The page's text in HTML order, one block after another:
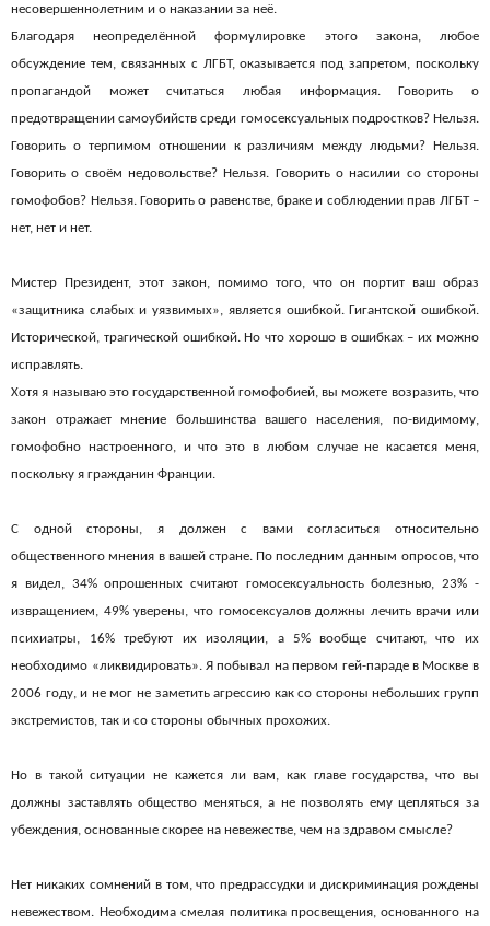
несовершеннолетним и о наказании за неё.
Благодаря неопределённой формулировке этого закона, любое
обсуждение тем, связанных с ЛГБТ, оказывается под запретом, поскольку
пропагандой может считаться любая информация. Говорить о
предотвращении самоубийств среди гомосексуальных подростков? Нельзя.
Говорить о терпимом отношении к различиям между людьми? Нельзя.
Говорить о своём недовольстве? Нельзя. Говорить о насилии со стороны
гомофобов? Нельзя. Говорить о равенстве, браке и соблюдении прав ЛГБТ –
нет, нет и нет.
Мистер Президент, этот закон, помимо того, что он портит ваш образ
«защитника слабых и уязвимых», является ошибкой. Гигантской ошибкой.
Исторической, трагической ошибкой. Но что хорошо в ошибках – их можно
исправлять.
Хотя я называю это государственной гомофобией, вы можете возразить, что
закон отражает мнение большинства вашего населения, по-видимому,
гомофобно настроенного, и что это в любом случае не касается меня,
поскольку я гражданин Франции.
С одной стороны, я должен с вами согласиться относительно
общественного мнения в вашей стране. По последним данным опросов, что
я видел, 34% опрошенных считают гомосексуальность болезнью, 23% -
извращением, 49% уверены, что гомосексуалов должны лечить врачи или
психиатры, 16% требуют их изоляции, а 5% вообще считают, что их
необходимо «ликвидировать». Я побывал на первом гей-параде в Москве в
2006 году, и не мог не заметить агрессию как со стороны небольших групп
экстремистов, так и со стороны обычных прохожих.
Но в такой ситуации не кажется ли вам, как главе государства, что вы
должны заставлять общество меняться, а не позволять ему цепляться за
убеждения, основанные скорее на невежестве, чем на здравом смысле?
Нет никаких сомнений в том, что предрассудки и дискриминация рождены
невежеством. Необходима смелая политика просвещения, основанного на